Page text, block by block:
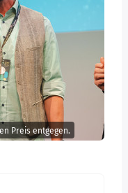
Preis entgegen.